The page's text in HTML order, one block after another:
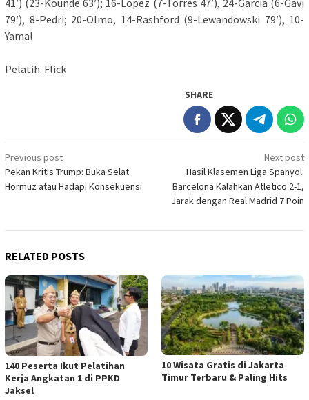
79′), 8-Pedri; 20-Olmo, 14-Rashford (9-Lewandowski 79′), 10-
Yamal
Pelatih: Flick
SHARE
Post
navigation
Previous post
Pekan Kritis Trump: Buka Selat
Hormuz atau Hadapi Konsekuensi
Next post
Hasil Klasemen Liga Spanyol:
Barcelona Kalahkan Atletico 2-1,
Jarak dengan Real Madrid 7 Poin
RELATED POSTS
140 Peserta Ikut Pelatihan
Kerja Angkatan 1 di PPKD
Jaksel
10 Wisata Gratis di Jakarta
Timur Terbaru & Paling Hits